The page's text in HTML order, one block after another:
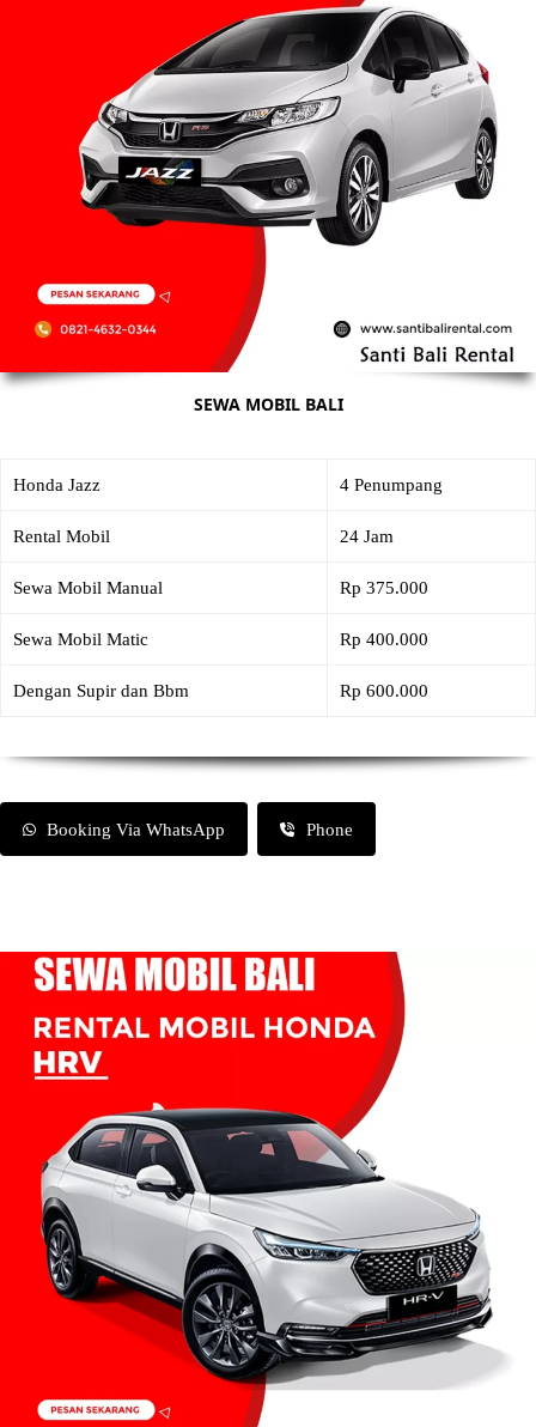
SEWA MOBIL BALI
Honda Jazz 4 Penumpang
Rental Mobil 24 Jam
Sewa Mobil Manual Rp 375.000
Sewa Mobil Matic Rp 400.000
Dengan Supir dan Bbm Rp 600.000
Booking Via WhatsApp Phone